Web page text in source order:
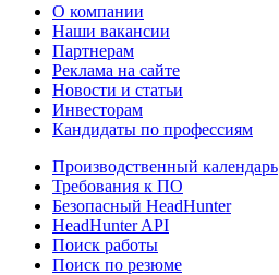
О компании
Наши вакансии
Партнерам
Реклама на сайте
Новости и статьи
Инвесторам
Кандидаты по профессиям
Производственный календарь
Требования к ПО
Безопасный HeadHunter
HeadHunter API
Поиск работы
Поиск по резюме